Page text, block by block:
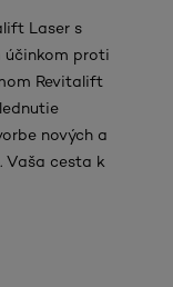
Laser s
účinkom proti
Revitalift
nových a
Vaša cesta k